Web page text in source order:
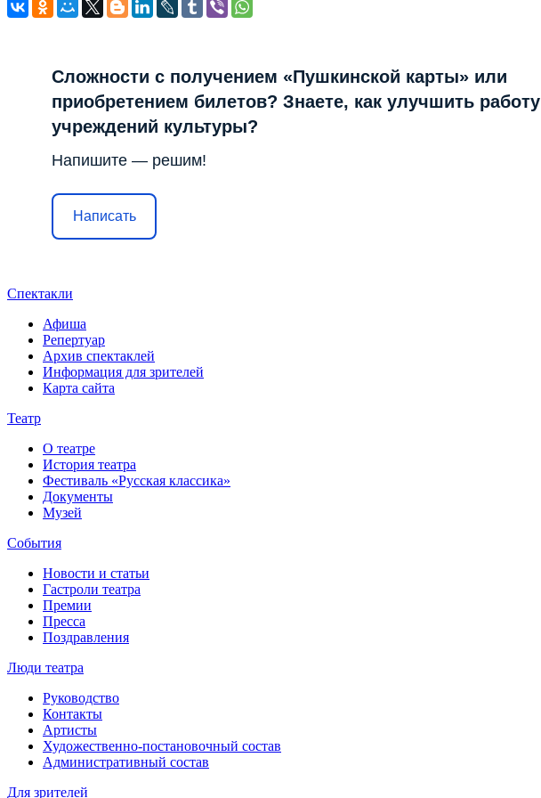
Сложности с получением «Пушкинской карты» или
приобретением билетов? Знаете, как улучшить работу
учреждений культуры?
Напишите — решим!
Написать
Спектакли
Афиша
Репертуар
Архив спектаклей
Информация для зрителей
Карта сайта
Театр
О театре
История театра
Фестиваль «Русская классика»
Документы
Музей
События
Новости и статьи
Гастроли театра
Премии
Пресса
Поздравления
Люди театра
Руководство
Контакты
Артисты
Художественно-постановочный состав
Административный состав
Для зрителей